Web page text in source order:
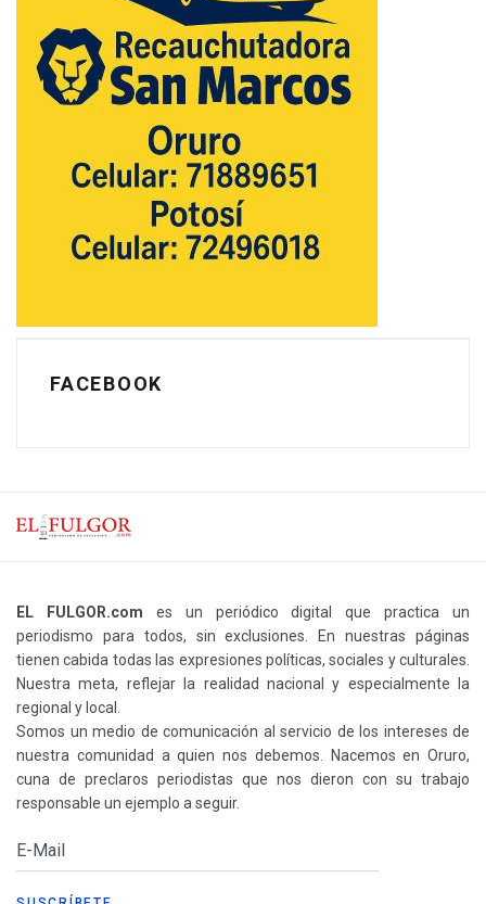
FACEBOOK
EL FULGOR.com es un periódico digital que practica un
periodismo para todos, sin exclusiones. En nuestras páginas
tienen cabida todas las expresiones políticas, sociales y culturales.
Nuestra meta, reflejar la realidad nacional y especialmente la
regional y local.
Somos un medio de comunicación al servicio de los intereses de
nuestra comunidad a quien nos debemos. Nacemos en Oruro,
cuna de preclaros periodistas que nos dieron con su trabajo
responsable un ejemplo a seguir.